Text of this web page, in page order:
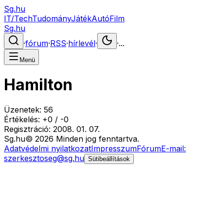
Sg.hu
IT/TechTudományJátékAutóFilm
Sg.hu
·fórum·RSS·hírlevél· ·...
Menü
Hamilton
Üzenetek: 56
Értékelés: +0 / -0
Regisztráció: 2008. 01. 07.
Sg.hu© 2026 Minden jog fenntartva.
Adatvédelmi nyilatkozatImpresszumFórumE-mail:
szerkesztoseg@sg.hu Sütibeállítások